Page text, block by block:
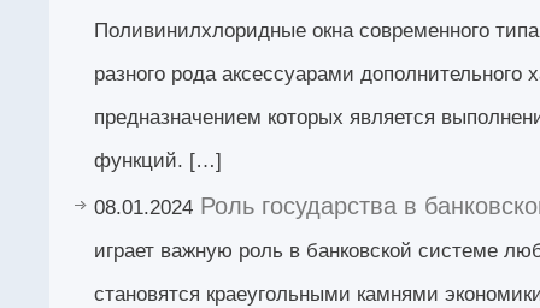
Поливинилхлоридные окна современного
разного рода аксессуарами дополнительного
предназначением которых является
функций. […]
08.01.2024 Роль государства в
играет важную роль в банковской системе
становятся краеугольными камнями